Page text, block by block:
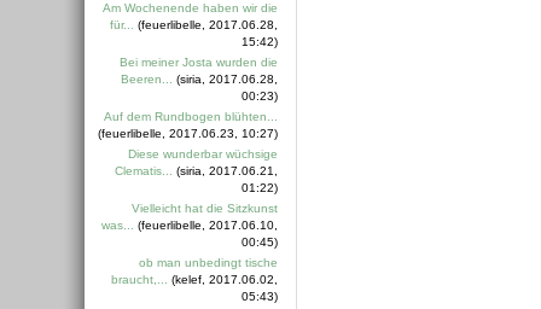
Am Wochenende haben wir die
für...
(feuerlibelle, 2017.06.28,
15:42)
Bei meiner Josta wurden die
Beeren...
(siria, 2017.06.28,
00:23)
Auf dem Rundbogen blühten...
(feuerlibelle, 2017.06.23, 10:27)
Diese wunderbar wüchsige
Clematis...
(siria, 2017.06.21,
01:22)
Vielleicht hat die Sitzkunst
was...
(feuerlibelle, 2017.06.10,
00:45)
ob man unbedingt tische
braucht,...
(kelef, 2017.06.02,
05:43)